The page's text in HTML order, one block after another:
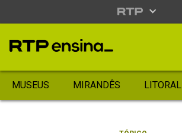
MUSEUS MIRANDÊS LITORAL